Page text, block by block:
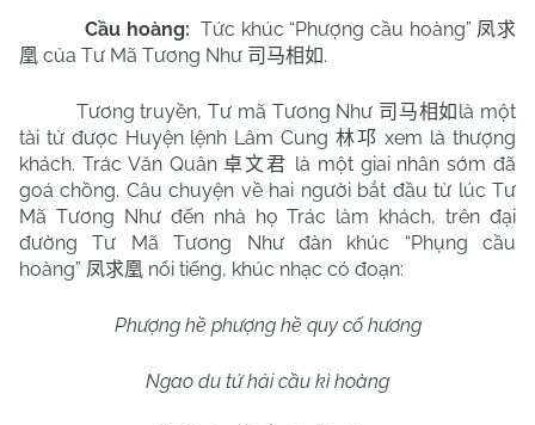
Cầu hoàng: Tức khúc “Phượng cầu hoàng” 凤求
凰 của Tư Mã Tương Như 司马相如.
Tương truyền, Tư mã Tương Như 司马相如 là một
tài tử được Huyện lệnh Lâm Cung 林邛 xem là thượng
khách. Trác Văn Quân 卓文君 là một giai nhân sớm đã
goá chồng. Câu chuyện về hai người bắt đầu từ lúc Tư
Mã Tương Như đến nhà họ Trác làm khách, trên đại
đường Tư Mã Tương Như đàn khúc “Phụng cầu
hoàng” 凤求凰 nổi tiếng, khúc nhạc có đoạn:
Phượng hề phượng hề quy cố hương
Ngao du tứ hải cầu kì hoàng